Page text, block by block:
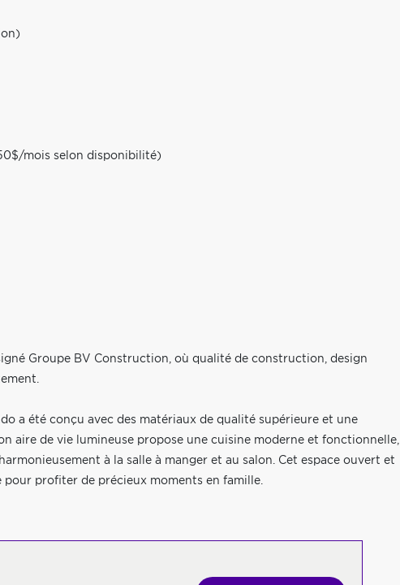
mois selon disponibilité)
Groupe BV Construction, où qualité de construction, design
a été conçu avec des matériaux de qualité supérieure et une
aire de vie lumineuse propose une cuisine moderne et fonctionnelle,
à la salle à manger et au salon. Cet espace ouvert et
profiter de précieux moments en famille.